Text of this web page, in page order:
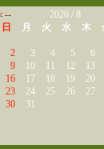
-- 2026 / 8
日
月 火 水 木
2
3 4 5 6
9
10 11 12 13
16
17 18 19 20
23
24 25 26 27
30
31